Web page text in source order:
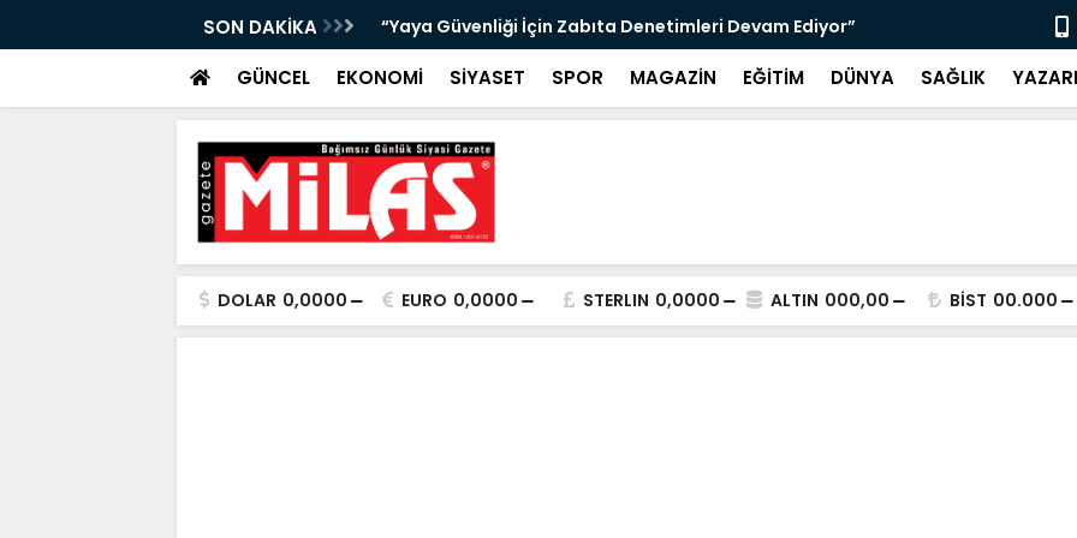
SON DAKİKA
Denetimleri Devam Ediyor” "Bir Sonraki Yangını Bugün Önleyebiliriz" Çağrısı Selahattin
GÜNCEL EKONOMİ SİYASET SPOR MAGAZİN EĞİTİM DÜNYA SAĞLIK
DOLAR 0,0000 EURO 0,0000 STERLIN 0,0000 ALTIN 000,00 BİST 00.000